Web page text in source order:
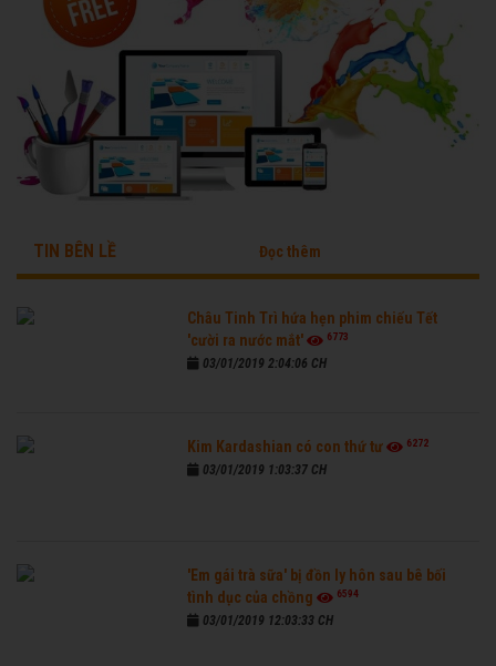
TIN BÊN LỀ Đọc thêm
Châu Tinh Trì hứa hẹn phim chiếu Tết
'cười ra nước mắt'
6773
03/01/2019 2:04:06 CH
Kim Kardashian có con thứ tư 6272
03/01/2019 1:03:37 CH
'Em gái trà sữa' bị đồn ly hôn sau bê bối
tình dục của chồng
6594
03/01/2019 12:03:33 CH